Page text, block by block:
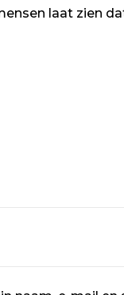
laat zien